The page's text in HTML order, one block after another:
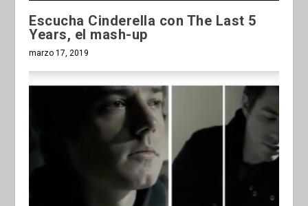
Escucha Cinderella con The Last 5
Years, el mash-up
marzo 17, 2019